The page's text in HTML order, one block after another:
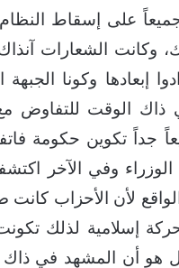
جميعاً على إسقاط
وكانت الشعارات
إبعادها وكونا
في ذاك الوقت
جداً تكوين حكومة
وفي الآخر
الواقع لأن الأحزاب
إسلامية لذلك
هو أن المشهد في ذاك